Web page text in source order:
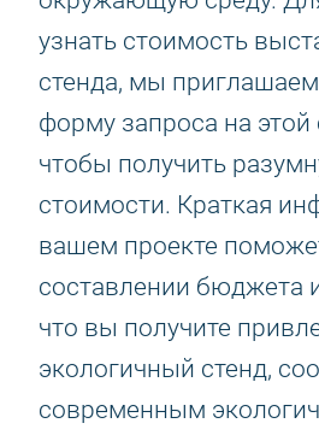
узнать стоимость
стенда, мы
форму запроса на этой
чтобы получить
стоимости. Краткая
вашем проекте
составлении бюджета
что вы получите
экологичный стенд,
современным